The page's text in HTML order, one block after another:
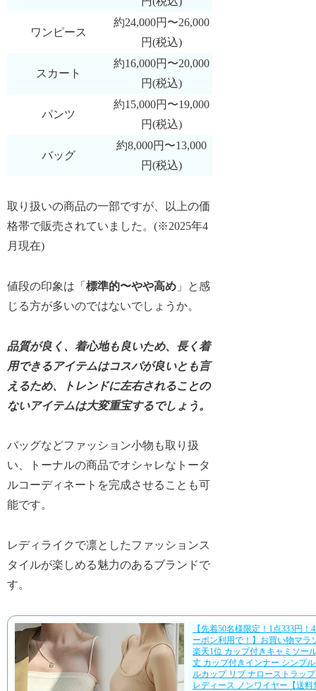
ワンピース
約24,000円〜26,000
円(税込)
スカート
約16,000円〜20,000
円(税込)
パンツ
約15,000円〜19,000
円(税込)
バッグ
約8,000円〜13,000
円(税込)
取り扱いの商品の一部ですが、以上の価
格帯で販売されていました。(※2025年4
月現在)
値段の印象は「標準的〜やや高め 」と感
じる方が多いのではないでしょうか。
品質が良く、着心地も良いため、長く着
用できるアイテムはコスパが良いとも言
えるため、トレンドに左右されることの
ないアイテムは大変重宝するでしょう。
バッグなどファッション小物も取り扱
い、トーナルの商品でオシャレなトータ
ルコーディネートを完成させることも可
能です。
レディライクで凛としたファッションス
タイルが楽しめる魅力のあるブランドで
す。
【先着50名様限定！1点333円！
ーポン利用で！】お買い物マラ
楽天1位 カップ付きキャミソー
丈 カップ付きインナー シンプ
ルカップ リブ ナローストラッ
レディース ノンワイヤー【送料